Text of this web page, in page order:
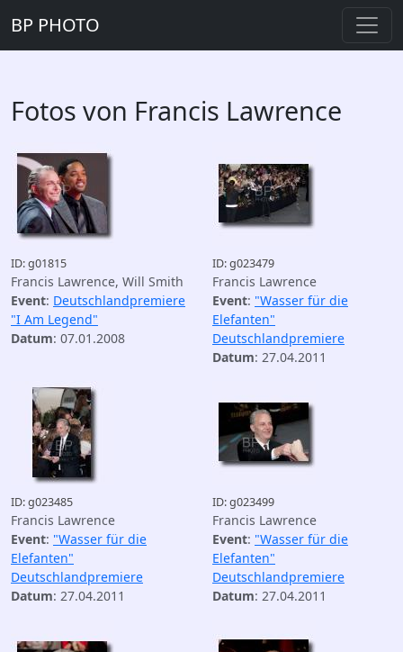
BP PHOTO
Fotos von Francis Lawrence
ID: g01815
Francis Lawrence, Will Smith
Event: Deutschlandpremiere
"I Am Legend"
Datum: 07.01.2008
ID: g023479
Francis Lawrence
Event: "Wasser für die
Elefanten"
Deutschlandpremiere
Datum: 27.04.2011
ID: g023485
Francis Lawrence
Event: "Wasser für die
Elefanten"
Deutschlandpremiere
Datum: 27.04.2011
ID: g023499
Francis Lawrence
Event: "Wasser für die
Elefanten"
Deutschlandpremiere
Datum: 27.04.2011